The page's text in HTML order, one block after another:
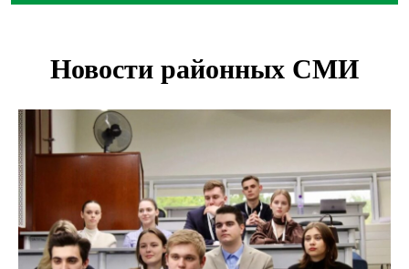
Более тысячи новосибирцев открыли День
Губернатор Андрей Травников подравил новосибирцев с
Днем физкультурника
Семь рейсов за сутки отменили в новосибирском
аэропорту Толмачево